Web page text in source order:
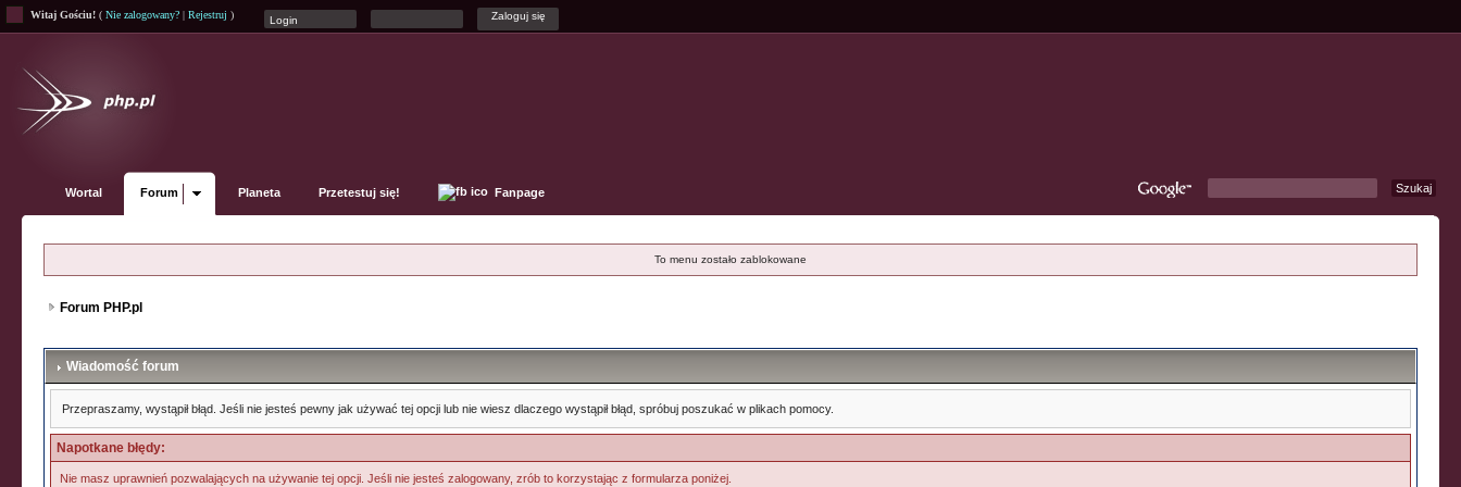
Witaj Gościu! ( Nie zalogowany? | Rejestruj )
Wortal Forum Planeta Przetestuj się! Fanpage
To menu zostało zablokowane
Forum PHP.pl
Wiadomość forum
Przepraszamy, wystąpił błąd. Jeśli nie jesteś pewny jak używać tej opcji lub nie wiesz dlaczego wystąpił błąd, spróbuj poszukać w plikach pomocy.
Napotkane błędy:
Nie masz uprawnień pozwalających na używanie tej opcji. Jeśli nie jesteś zalogowany, zrób to korzystając z formularza poniżej.